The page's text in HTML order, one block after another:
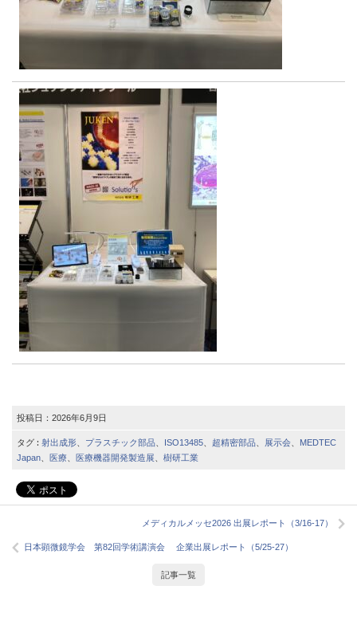
投稿日： 2026年6月9日
タグ : 射出成形、 プラスチック部品、 ISO13485、 超精密部品、 展示会、
MEDTEC
Japan、 医療、 医療機器開発製造展 樹研工業
メディカルメッセ2026 出展レポート（3/16-17）
日本顕微鏡学会 第82回学術講演会 企業出展レポート（5/25-27）
記事一覧